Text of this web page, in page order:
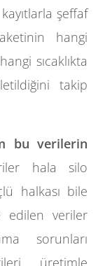
şeffaf
hangi
sıcaklıkta
takip
bu verilerin
hala silo
halkası bile
edilen veriler
sorunları
üretimle